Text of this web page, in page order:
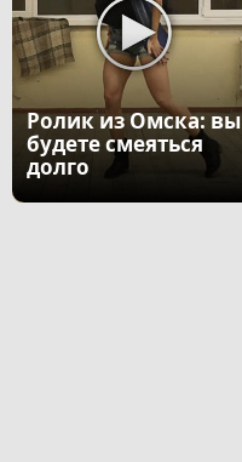
Ролик из Омска: вы
будете смеяться
долго